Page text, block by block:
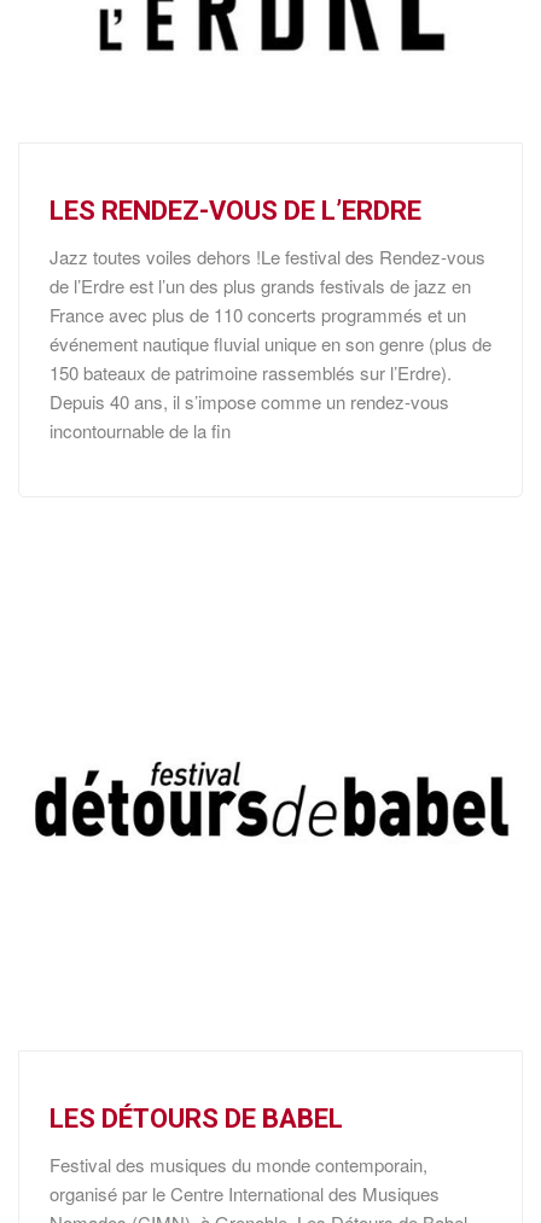
LES RENDEZ-VOUS DE L’ERDRE
Jazz toutes voiles dehors !Le festival des Rendez-vous
de l’Erdre est l’un des plus grands festivals de jazz en
France avec plus de 110 concerts programmés et un
événement nautique fluvial unique en son genre (plus de
150 bateaux de patrimoine rassemblés sur l’Erdre).
Depuis 40 ans, il s’impose comme un rendez-vous
incontournable de la fin
LES DÉTOURS DE BABEL
Festival des musiques du monde contemporain,
organisé par le Centre International des Musiques